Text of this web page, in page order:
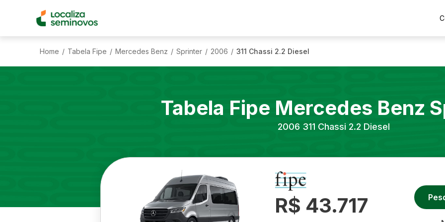
Home / Tabela Fipe / Mercedes Benz / Sprinter / 2006 / 311 Chassi 2.2 Diesel
Tabela Fipe Mercedes Benz
2006 311 Chassi 2.2 Diesel
R$ 43.717